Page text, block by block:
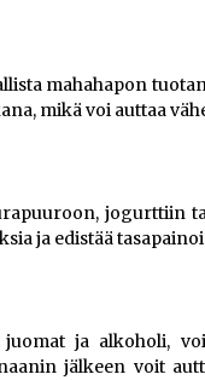
mahahapon
mikä voi auttaa
jogurttiin
ja edistää
ja alkoholi,
jälkeen voit